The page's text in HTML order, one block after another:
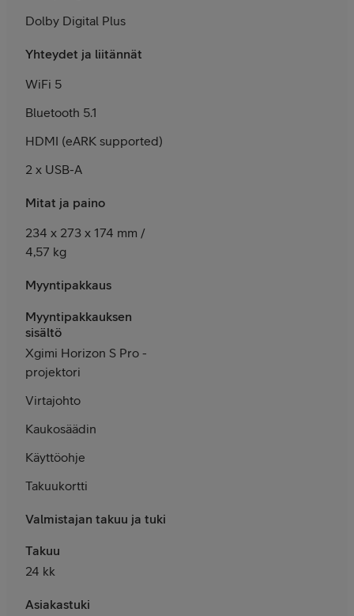
Dolby Digital Plus
Yhteydet ja liitännät
WiFi 5
Bluetooth 5.1
HDMI (eARK supported)
2 x USB-A
Mitat ja paino
234 x 273 x 174 mm /
4,57 kg
Myyntipakkaus
Myyntipakkauksen
sisältö
Xgimi Horizon S Pro -
projektori
Virtajohto
Kaukosäädin
Käyttöohje
Takuukortti
Valmistajan takuu ja tuki
Takuu
24 kk
Asiakastuki